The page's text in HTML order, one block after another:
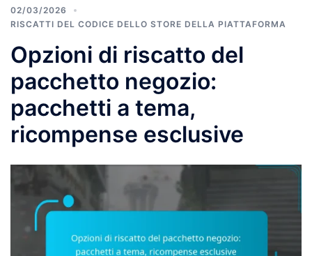
02/03/2026
RISCATTI DEL CODICE DELLO STORE DELLA PIATTAFORMA
Opzioni di riscatto del
pacchetto negozio:
pacchetti a tema,
ricompense esclusive